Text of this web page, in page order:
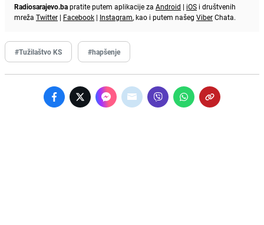
Radiosarajevo.bapratite putem aplikacije za Android | iOS i društvenih
mreža Twitter | Facebook | Instagram, kao i putem našeg ViberChata.
#Tužilaštvo KS #hapšenje